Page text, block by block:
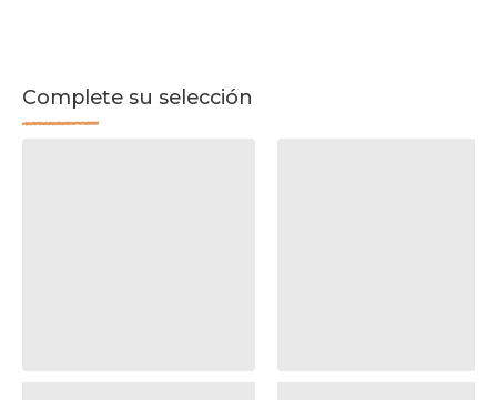
Complete su selección